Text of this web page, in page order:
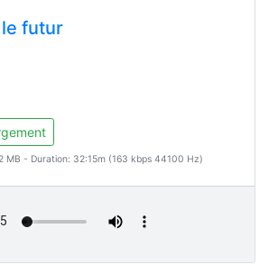
futur
MB - Duration: 32:15m (163 kbps 44100 Hz)